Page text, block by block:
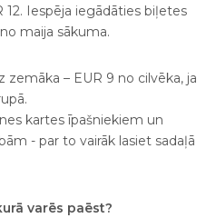
12. Iespēja iegādāties biļetes
maija sākuma.
– EUR 9 no cilvēka, ja
kartes īpašniekiem un
- par to vairāk lasiet sadaļā
varēs paēst?